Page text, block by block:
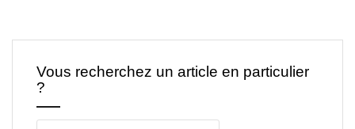
Vous recherchez un article en particulier
?